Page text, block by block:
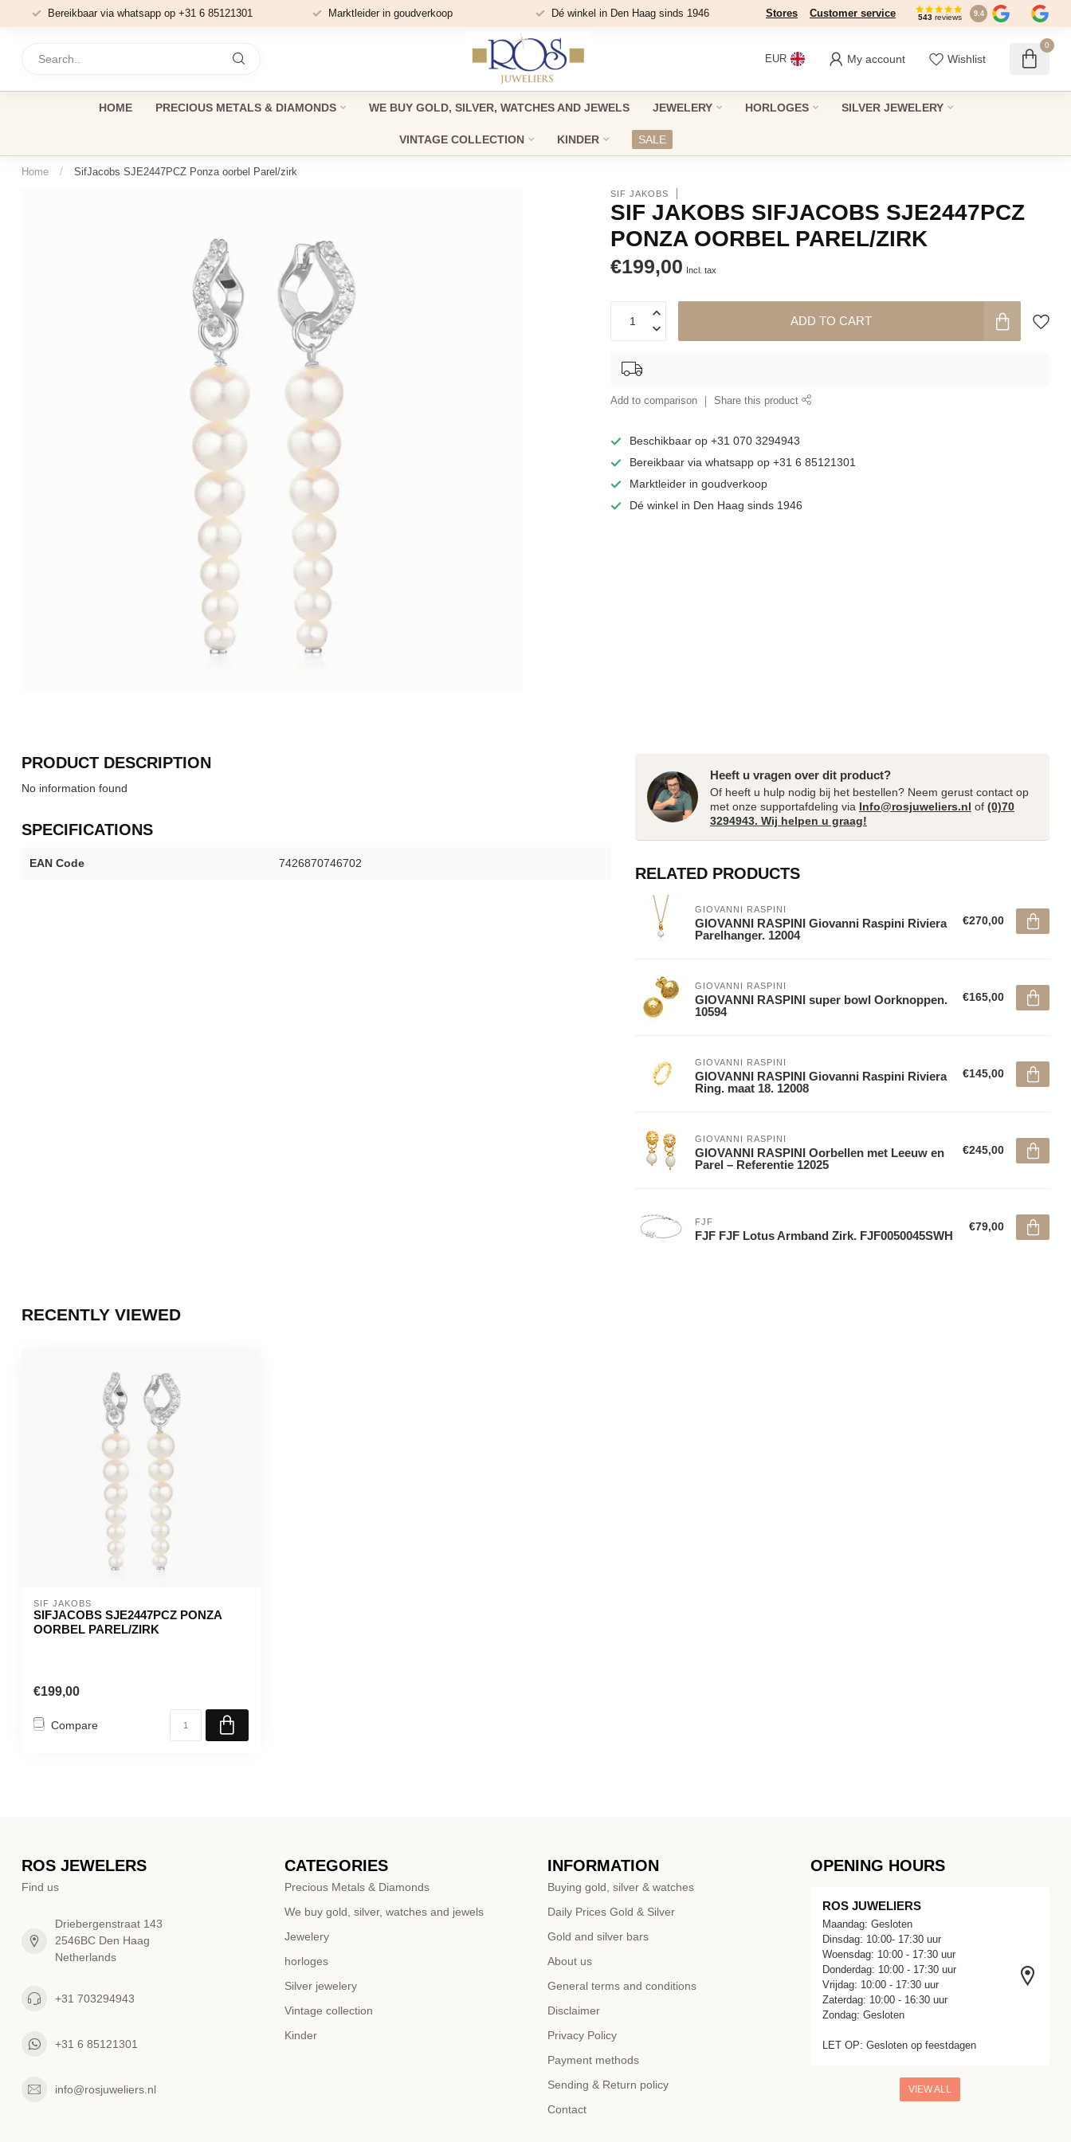
Bereikbaar via whatsapp op +31 6 85121301 Marktleider in goudverkoop Dé winkel in Den Haag sinds 1946 Stores Customer service 543 reviews 9.4
EUR My account Wishlist
0
HOME PRECIOUS METALS & DIAMONDS WE BUY GOLD, SILVER, WATCHES AND JEWELS JEWELERY HORLOGES SILVER JEWELERY
VINTAGE COLLECTION KINDER SALE
Home / SifJacobs SJE2447PCZ Ponza oorbel Parel/zirk
SIF JAKOBS
SIF JAKOBS SIFJACOBS SJE2447PCZ
PONZA OORBEL PAREL/ZIRK
€199,00 Incl. tax
ADD TO CART
Add to comparison Share this product
Beschikbaar op +31 070 3294943
Bereikbaar via whatsapp op +31 6 85121301
Marktleider in goudverkoop
Dé winkel in Den Haag sinds 1946
PRODUCT DESCRIPTION
No information found
SPECIFICATIONS
EAN Code 7426870746702
Heeft u vragen over dit product?
Of heeft u hulp nodig bij het bestellen? Neem gerust contact op
met onze supportafdeling via Info@rosjuweliers.nl of (0)70
3294943. Wij helpen u graag!
RELATED PRODUCTS
GIOVANNI RASPINI
GIOVANNI RASPINI Giovanni Raspini Riviera
Parelhanger. 12004
€270,00
GIOVANNI RASPINI
GIOVANNI RASPINI super bowl Oorknoppen.
10594
€165,00
GIOVANNI RASPINI
GIOVANNI RASPINI Giovanni Raspini Riviera
Ring. maat 18. 12008
€145,00
GIOVANNI RASPINI
GIOVANNI RASPINI Oorbellen met Leeuw en
Parel – Referentie 12025
€245,00
FJF
FJF FJF Lotus Armband Zirk. FJF0050045SWH
€79,00
RECENTLY VIEWED
SIF JAKOBS
SIFJACOBS SJE2447PCZ PONZA
OORBEL PAREL/ZIRK
€199,00
Compare
ROS JEWELERS
Find us
Driebergenstraat 143
2546BC Den Haag
Netherlands
+31 703294943
+31 6 85121301
info@rosjuweliers.nl
CATEGORIES
Precious Metals & Diamonds
We buy gold, silver, watches and jewels
Jewelery
horloges
Silver jewelery
Vintage collection
Kinder
INFORMATION
Buying gold, silver & watches
Daily Prices Gold & Silver
Gold and silver bars
About us
General terms and conditions
Disclaimer
Privacy Policy
Payment methods
Sending & Return policy
Contact
OPENING HOURS
ROS JUWELIERS
Maandag: Gesloten
Dinsdag: 10:00- 17:30 uur
Woensdag: 10:00 - 17:30 uur
Donderdag: 10:00 - 17:30 uur
Vrijdag: 10:00 - 17:30 uur
Zaterdag: 10:00 - 16:30 uur
Zondag: Gesloten
LET OP: Gesloten op feestdagen
VIEW ALL